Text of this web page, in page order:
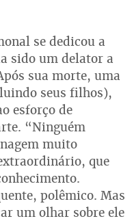
se dedicou a
sido um delator a
sua morte, uma
seus filhos),
esforço de
“Ninguém
muito
que
polêmico. Mas
um olhar sobre ele